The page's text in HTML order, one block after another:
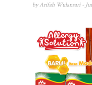
by Arifah Wulansari -